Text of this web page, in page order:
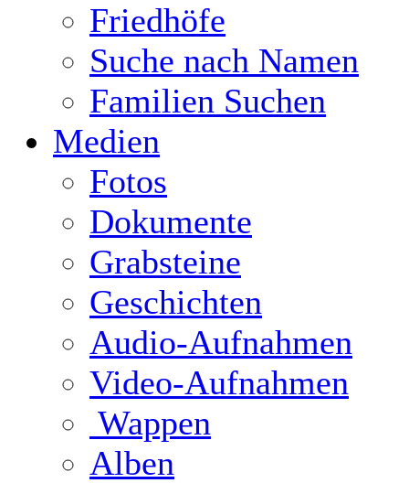
Friedhöfe
Suche nach Namen
Familien Suchen
Medien
Fotos
Dokumente
Grabsteine
Geschichten
Audio-Aufnahmen
Video-Aufnahmen
Wappen
Alben